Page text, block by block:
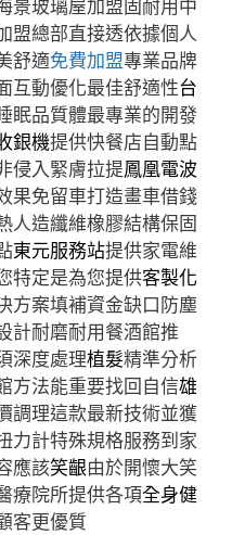
景玻璃屋加盟固耐用中
盟總部直接透依據個人
舒適免費加盟專業品牌
互動優化最佳舒適性台
眠品質體最專業的開發
銀機提供快餐店自動點
侵入緊膚拉提鳳凰電波
果免留車打造畫車借錢
人造纖維橡膠結構保固
東元服務站提供家電維
特定是為您提供客製化
方案填補資金缺口防塵
計耐磨耐用餐酒館推
深度處理植髮精準分析
方法能重要找回自信雄
調理這款最新技術並獲
力計特殊規格服務到家
應該笑齦由於開懷大笑
療院所提供各項全身健
客更優質